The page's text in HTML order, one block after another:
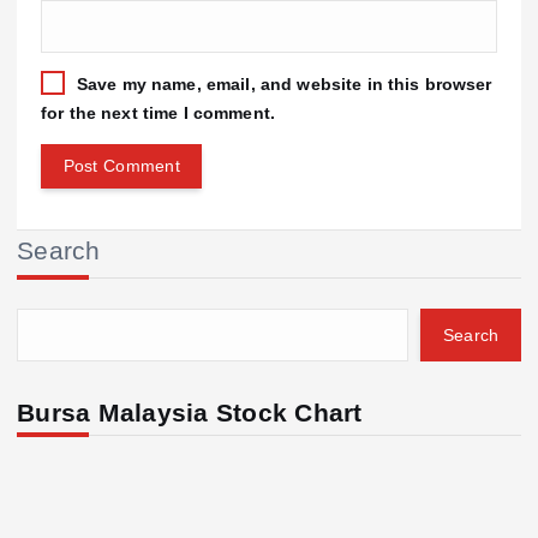
Save my name, email, and website in this browser
for the next time I comment.
Search
Search
Bursa Malaysia Stock Chart